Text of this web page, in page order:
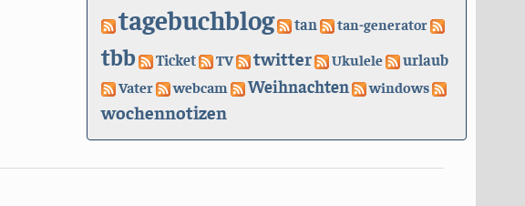
tagebuchblog tan tan-generator
tbb Ticket TV twitter Ukulele urlaub
Vater webcam Weihnachten windows
wochennotizen